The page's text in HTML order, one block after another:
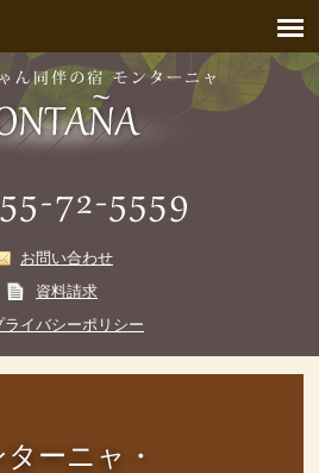
お問い合わせ
資料請求
ライバシーポリシー
ーニャ・